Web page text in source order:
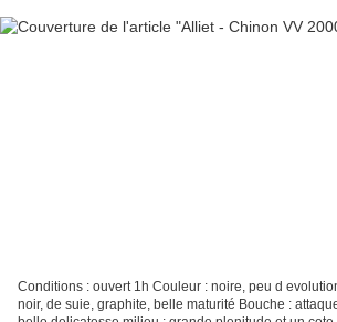
Conditions : ouvert 1h Couleur : noire, peu d
noir, de suie, graphite, belle maturité Bouche :